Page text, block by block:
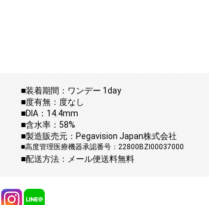
■装着期間：ワンデー 1day
■度有無：度なし
■DIA：14.4mm
■含水率：58%
■製造販売元：Pegavision Japan株式会社
■高度管理医療機器承認番号：22800BZI00037000
■配送方法：メール便送料無料